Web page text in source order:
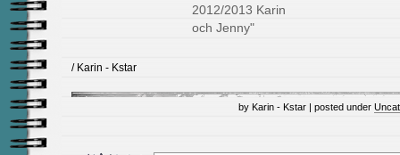
2012/2013 Karin
och Jenny"
/ Karin - Kstar
by Karin - Kstar | posted under